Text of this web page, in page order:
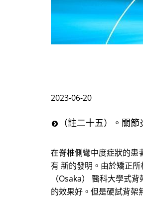
2023-06-20
（註二十五）。關
在脊椎側彎中度症狀的患
有 新的發明。由於矯正
（Osaka） 醫科大學式
的效果好。但是硬試背架